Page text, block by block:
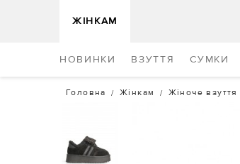
ЖІНКАМ
НОВИНКИ ВЗУТТЯ СУМКИ
Головна Жінкам Жіноче взуття